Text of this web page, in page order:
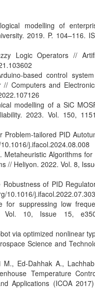
modelling of
2019. P. 104–116.
Logic Operators //
based control
Computers and
modelling of a SiC
2023. Vol. 150,
tailored PID
j.ifacol.2024.08.008
Metaheuristic Algorithms for
// Heliyon. 2022. Vol. 8,
of PID
10.1016/j.ifacol.2022.07.303
for suppressing low
Vol. 10, Issue 15,
via optimized nonlinear
Science and
Ed-Dahhak A.,
Temperature
Applications (ICOA